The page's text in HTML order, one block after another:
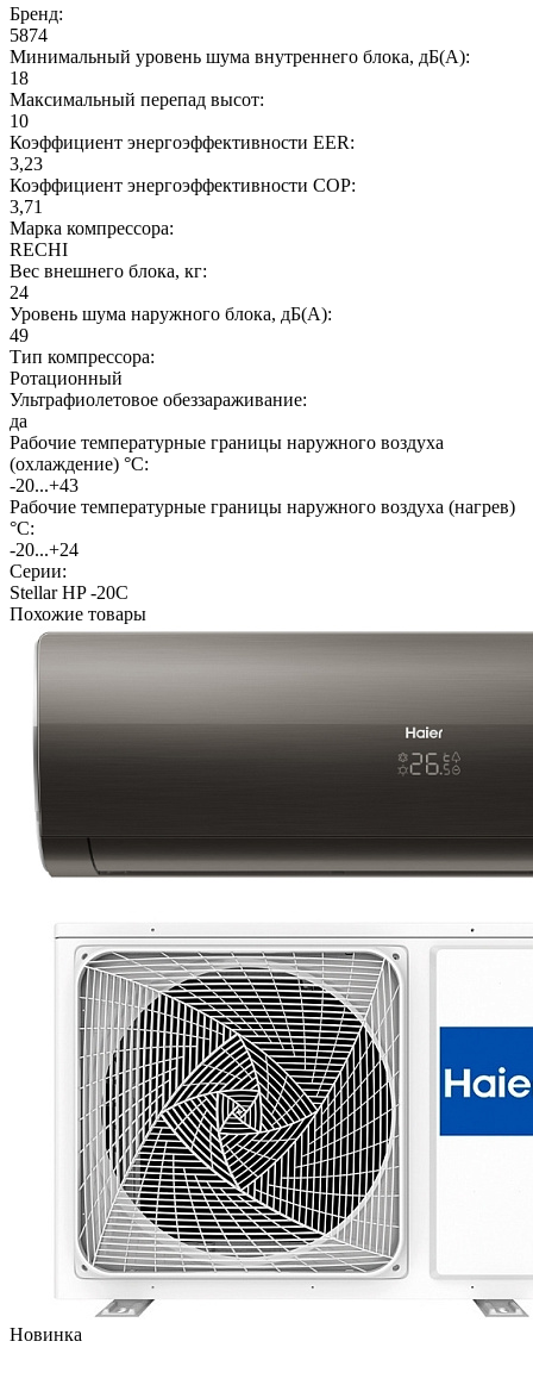
Бренд:
5874
Минимальный уровень шума внутреннего блока, дБ(А):
18
Максимальный перепад высот:
10
Коэффициент энергоэффективности EER:
3,23
Коэффициент энергоэффективности COP:
3,71
Марка компрессора:
RECHI
Вес внешнего блока, кг:
24
Уровень шума наружного блока, дБ(А):
49
Тип компрессора:
Ротационный
Ультрафиолетовое обеззараживание:
да
Рабочие температурные границы наружного воздуха
(охлаждение) °C:
-20...+43
Рабочие температурные границы наружного воздуха (нагрев)
°C:
-20...+24
Серии:
Stellar HP -20С
Похожие товары
Новинка